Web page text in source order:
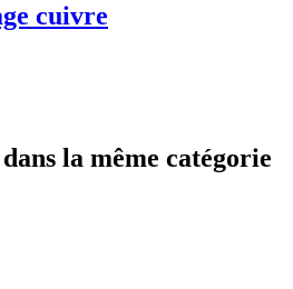
cuivre
la même catégorie